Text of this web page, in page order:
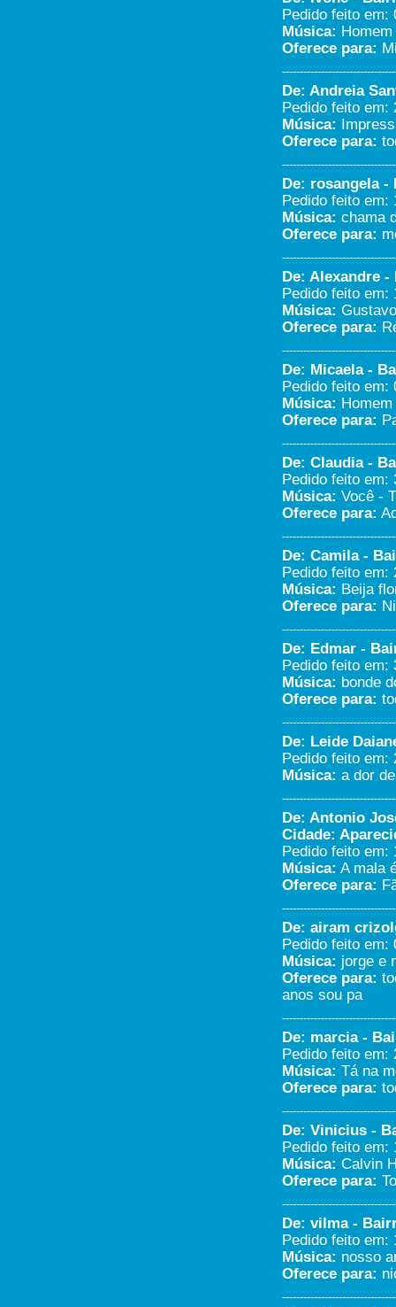
Pedido feito em:
Música:
Oferece para:
De: Andreia
Pedido feito em:
Música:
Oferece para:
De: rosangela
Pedido feito em:
Música: chama
Oferece para:
De: Alexandre
Pedido feito em:
Música:
Oferece para:
De: Micaela -
Pedido feito em:
Música:
Oferece para:
De: Claudia -
Pedido feito em:
Música: Você -
Oferece para:
De: Camila -
Pedido feito em:
Música: Beija
Oferece para:
De: Edmar -
Pedido feito em:
Música: bonde
Oferece para:
De: Leide
Pedido feito em:
Música: a dor
De: Antonio
Cidade:
Pedido feito em:
Música: A mala
Oferece para:
De: airam
Pedido feito em:
Música: jorge e
Oferece para:
anos sou pa
De: marcia -
Pedido feito em:
Música: Tá na
Oferece para:
De: Vinicius -
Pedido feito em:
Música: Calvin
Oferece para:
De: vilma -
Pedido feito em:
Música: nosso
Oferece para: